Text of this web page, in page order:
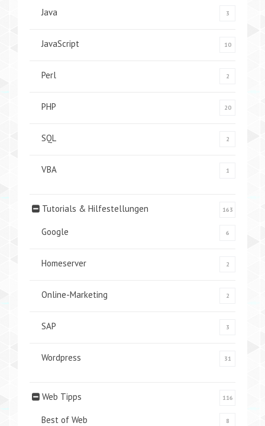
Java 3
JavaScript 10
Perl 2
PHP 20
SQL 2
VBA 1
Tutorials & Hilfestellungen 163
Google 6
Homeserver 2
Online-Marketing 2
SAP 3
Wordpress 31
Web Tipps 116
Best of Web 8